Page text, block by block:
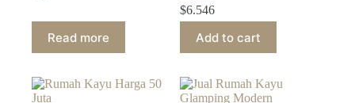
Read more
$6.546
Add to cart